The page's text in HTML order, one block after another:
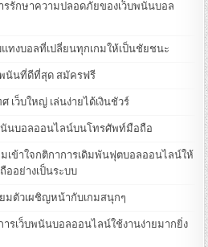
รรักษาความปลอดภัยของเว็บพนันบอล
ทงบอลที่เปลี่ยนทุกเกมให้เป็นชัยชนะ
พนันที่ดีที่สุด สมัครฟรี
เว็บใหญ่ เล่นง่ายได้เงินชัวร์
นันบอลออนไลน์บนโทรศัพท์มือถือ
เข้าใจกติกาการเดิมพันฟุตบอลออนไลน์ให้
ออย่างเป็นระบบ
มตัวเผชิญหน้ากับเกมสนุกๆ
รเว็บพนันบอลออนไลน์ใช้งานง่ายมากยิ่ง